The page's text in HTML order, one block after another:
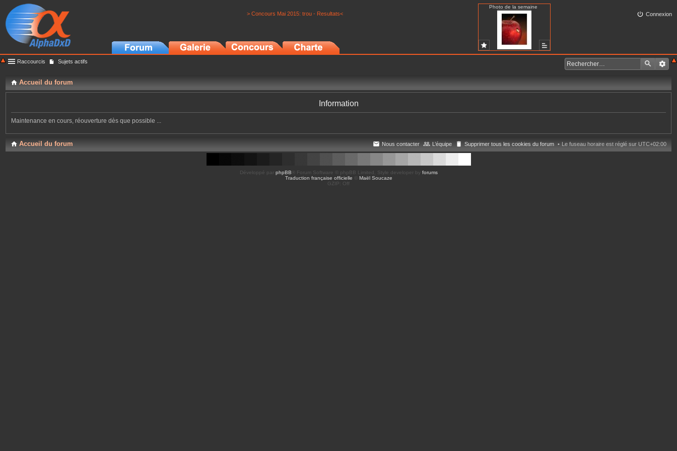
> Concours Mai 2015: trou - Resultats<
Photo de la semaine
Connexion
Raccourcis Sujets actifs
Accueil du forum
Information
Maintenance en cours, réouverture dès que possible ...
Accueil du forum Le fuseau horaire est réglé sur UTC+02:00
Supprimer tous les cookies du forum
L’équipe
Nous contacter
Développé par phpBB ® Forum Software © phpBB Limited , Style developer by forums
Traduction française officielle
Maël Soucaze
GZIP: Off